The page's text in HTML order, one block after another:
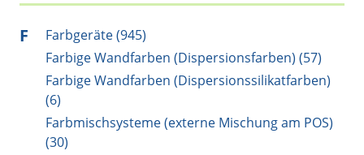
F
Farbgeräte (945)
Farbige Wandfarben (Dispersionsfarben) (57)
Farbige Wandfarben (Dispersionssilikatfarben)
(6)
Farbmischsysteme (externe Mischung am POS)
(30)